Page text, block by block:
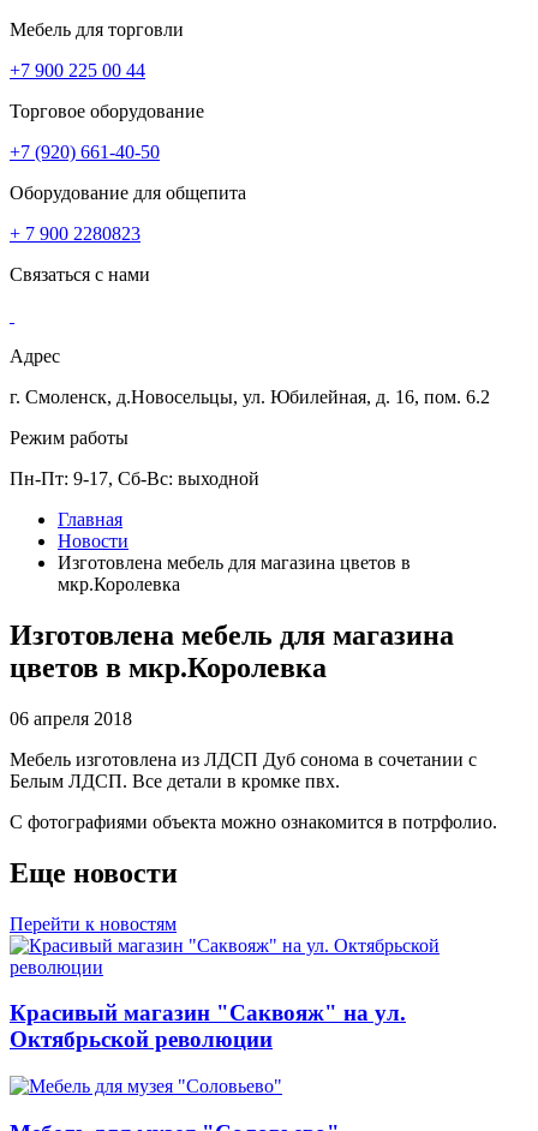
Мебель для торговли
+7 900 225 00 44
Торговое оборудование
+7 (920) 661-40-50
Оборудование для общепита
+ 7 900 2280823
Связаться с нами
Адрес
г. Смоленск, д.Новосельцы, ул. Юбилейная, д. 16, пом. 6.2
Режим работы
Пн-Пт: 9-17, Сб-Вс: выходной
Главная
Новости
Изготовлена мебель для магазина цветов в
мкр.Королевка
Изготовлена мебель для магазина
цветов в мкр.Королевка
06 апреля 2018
Мебель изготовлена из ЛДСП Дуб сонома в сочетании с
Белым ЛДСП. Все детали в кромке пвх.
С фотографиями объекта можно ознакомится в потрфолио.
Еще новости
Перейти к новостям
Красивый магазин "Саквояж" на ул.
Октябрьской революции